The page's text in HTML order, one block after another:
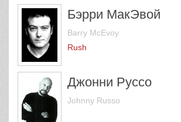
Бэрри МакЭвой
Barry McEvoy
Rush
Джонни Руссо
Johnny Russo